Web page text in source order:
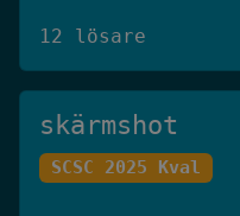
12 lösare
skärmshot
SCSC 2025 Kval